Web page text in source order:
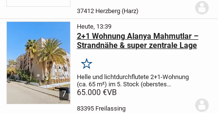
monatlich zuverlässig bis zu 2.000 €
37412 Herzberg (Harz)
7
Heute, 13:39
2+1 Wohnung Alanya Mahmutlar –
Strandnähe & super zentrale Lage
Merken
Helle und lichtdurchflutete 2+1-Wohnung
(ca. 65 m²) im 5. Stock (oberstes
Stockwerk) ohne Aufzug.
separate Schlafzimmer
65.000 €VB
83395 Freilassing